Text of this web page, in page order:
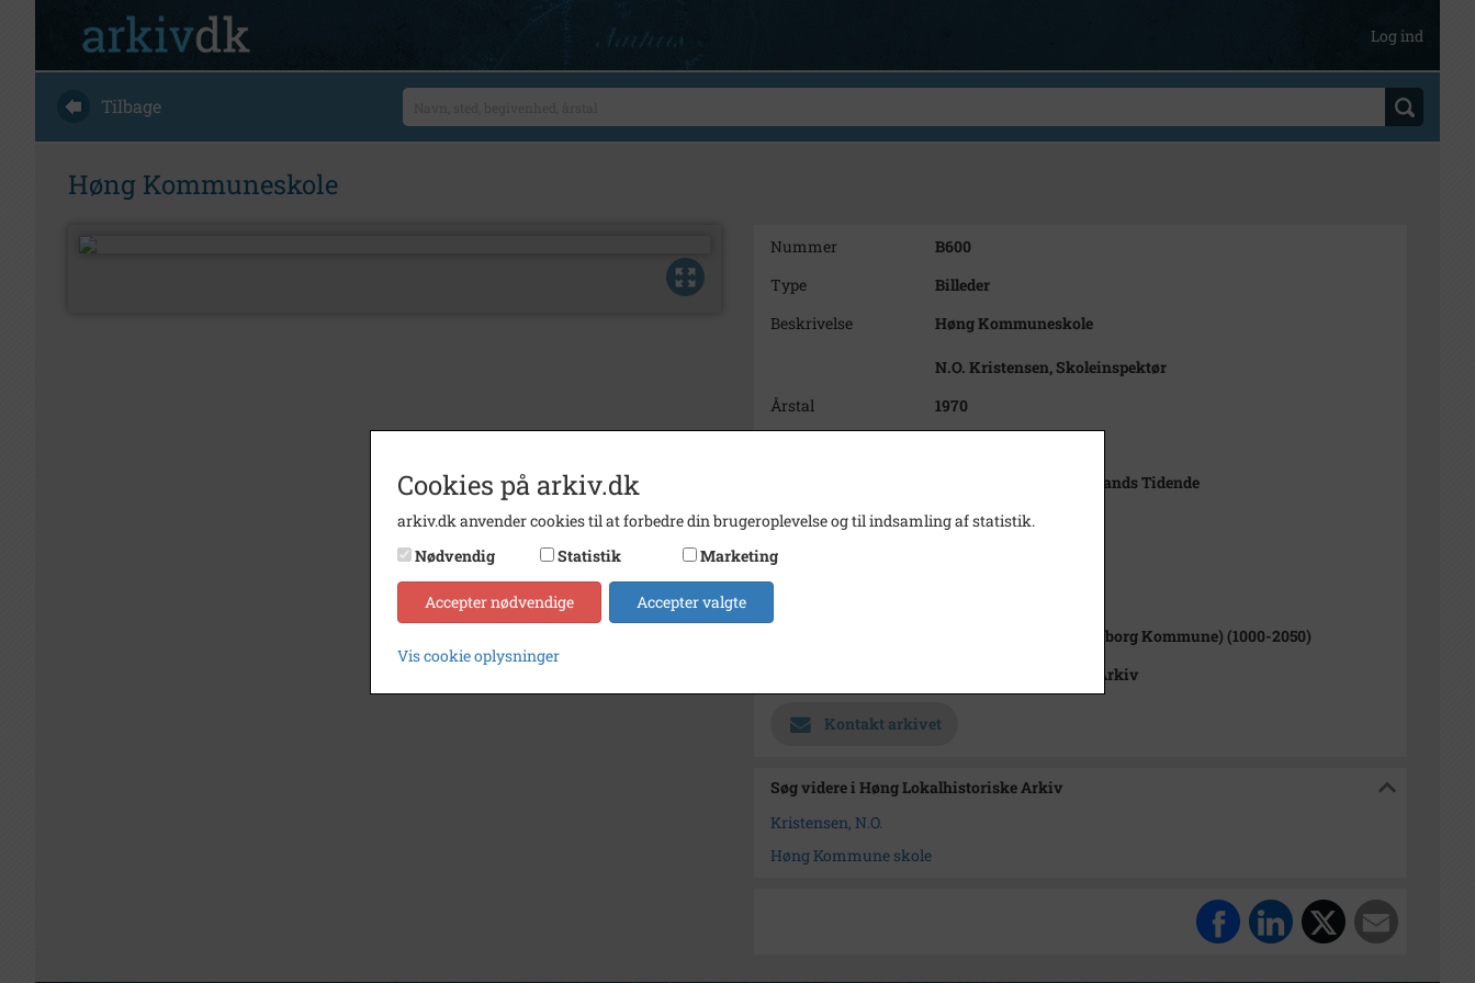
Log ind
Tilbage
Høng Kommuneskole
Nummer
B600
Type
Billeder
Beskrivelse
Høng Kommuneskole
N.O. Kristensen, Skoleinspektør
Årstal
1970
Steen Rasmussen Sjællands Tidende
Størrelse
9,5x15
Se på kort
Finderup Sogn (Kalundborg Kommune) (1000-2050)
Høng Lokalhistoriske Arkiv
Kontakt arkivet
Søg videre i Høng Lokalhistoriske Arkiv
Kristensen, N.O.
Høng Kommune skole
Cookies på arkiv.dk
arkiv.dk anvender cookies til at forbedre din brugeroplevelse og til indsamling af statistik.
Nødvendig
Statistik Marketing
Accepter nødvendige Accepter valgte
Vis cookie oplysninger